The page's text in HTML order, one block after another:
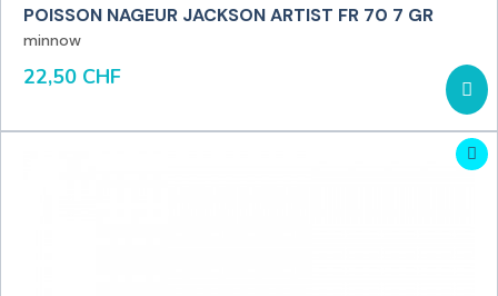
POISSON NAGEUR JACKSON ARTIST FR 70 7 GR
minnow
22,50 CHF